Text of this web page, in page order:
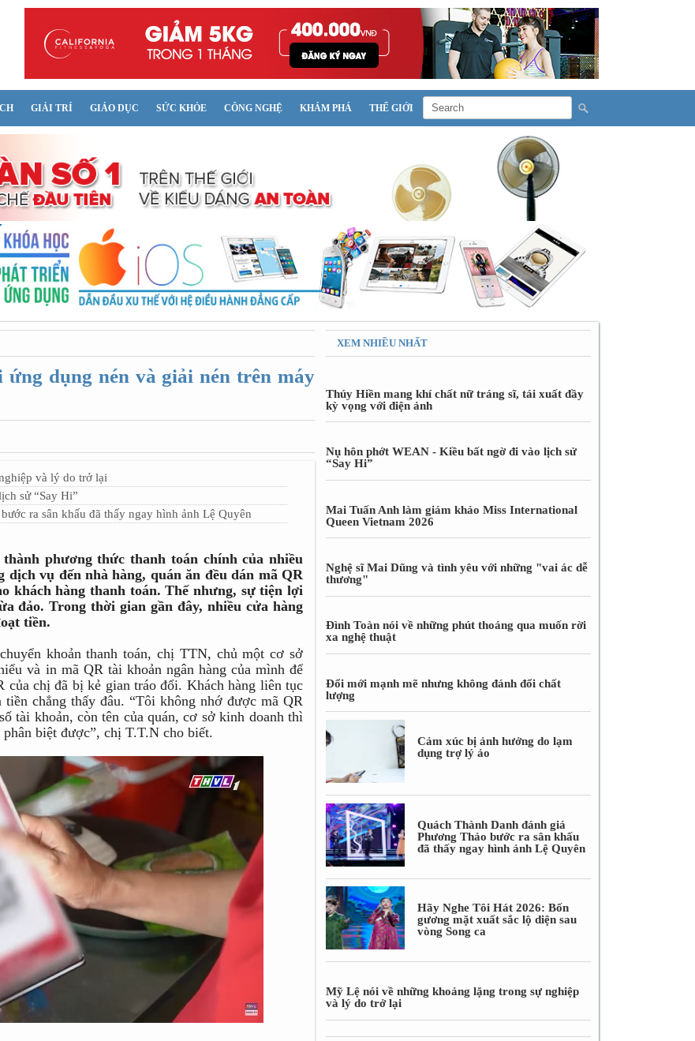
GIẢI TRÍ GIÁO DỤC SỨC KHỎE CÔNG NGHỆ KHÁM PHÁ THẾ GIỚI
dụng nén và giải nén trên máy
và lý do trở lại
sử “Say Hi”
ra sân khấu đã thấy ngay hình ảnh Lệ Quyên
phương thức thanh toán chính của nhiều
vụ đến nhà hàng, quán ăn đều dán mã QR
khách hàng thanh toán. Thế nhưng, sự tiện lợi
đảo. Trong thời gian gần đây, nhiều cửa hàng
tiền.
khoản thanh toán, chị TTN, chủ một cơ sở
và in mã QR tài khoản ngân hàng của mình để
của chị đã bị kẻ gian tráo đổi. Khách hàng liên tục
chẳng thấy đâu. “Tôi không nhớ được mã QR
tài khoản, còn tên của quán, cơ sở kinh doanh thì
biệt được”, chị T.T.N cho biết.
XEM NHIỀU NHẤT
Thúy Hiền mang khí chất nữ tráng sĩ, tái xuất đầy
kỳ vọng với điện ảnh
Nụ hôn phớt WEAN - Kiều bất ngờ đi vào lịch sử
“Say Hi”
Mai Tuấn Anh làm giám khảo Miss International
Queen Vietnam 2026
Nghệ sĩ Mai Dũng và tình yêu với những "vai ác dễ
thương"
Đình Toàn nói về những phút thoáng qua muốn rời
xa nghệ thuật
Đổi mới mạnh mẽ nhưng không đánh đổi chất
lượng
Cảm xúc bị ảnh hưởng do lạm
dụng trợ lý ảo
Quách Thành Danh đánh giá
Phương Thảo bước ra sân khấu
đã thấy ngay hình ảnh Lệ Quyên
Hãy Nghe Tôi Hát 2026: Bốn
gương mặt xuất sắc lộ diện sau
vòng Song ca
Mỹ Lệ nói về những khoảng lặng trong sự nghiệp
và lý do trở lại